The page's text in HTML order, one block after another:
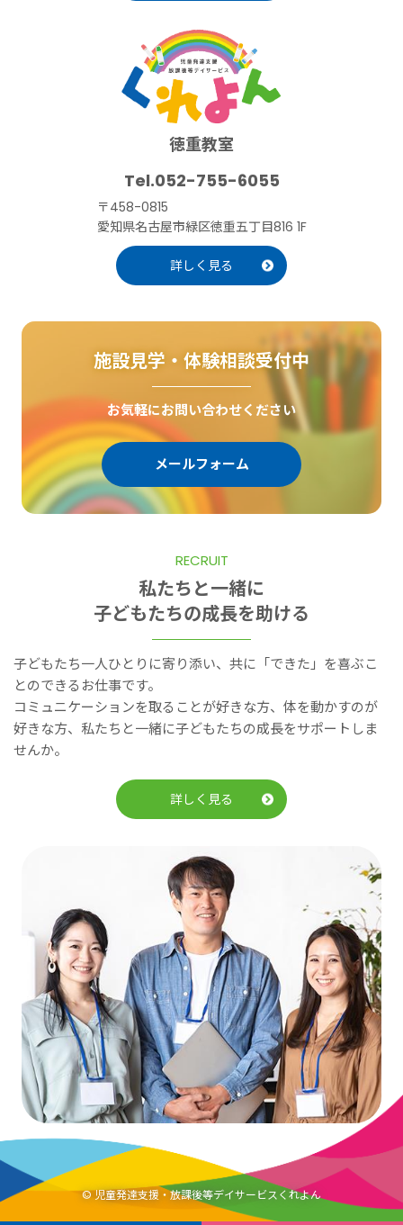
徳重教室
052-755-6055
〒458-0815
愛知県名古屋市緑区徳重五丁目816 1F
詳しく見る
施設見学・体験相談受付中
お気軽にお問い合わせください
メールフォーム
RECRUIT
私たちと一緒に
子どもたちの成長を助ける
子どもたち一人ひとりに寄り添い、共に「できた」を喜ぶこ
とのできるお仕事です。
コミュニケーションを取ることが好きな方、体を動かすのが
好きな方、私たちと一緒に子どもたちの成長をサポートしま
せんか。
詳しく見る
© 児童発達支援・放課後等デイサービスくれよん